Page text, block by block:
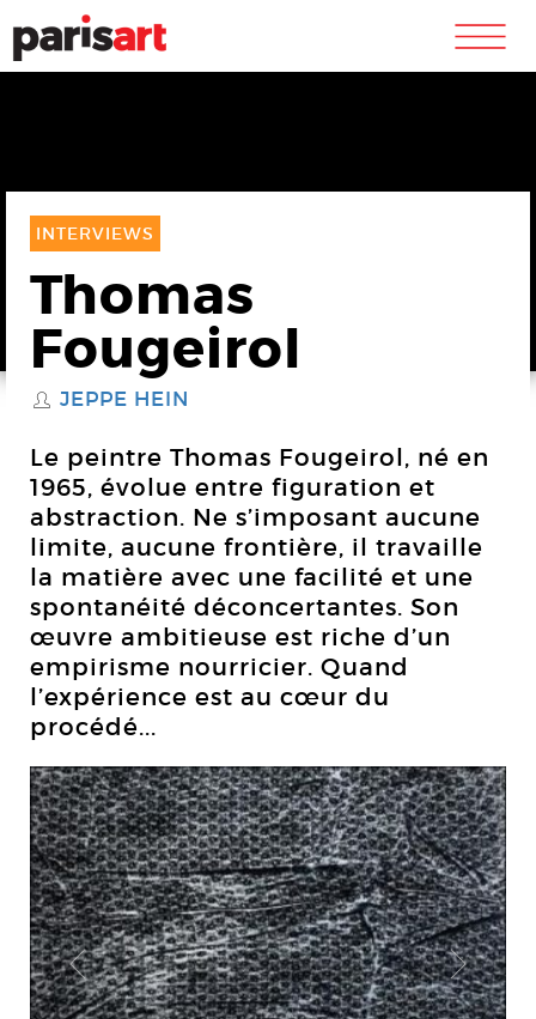
m
INTERVIEWS
Thomas
Fougeirol
S JEPPE HEIN
Le peintre Thomas Fougeirol, né en
1965, évolue entre figuration et
abstraction. Ne s’imposant aucune
limite, aucune frontière, il travaille
la matière avec une facilité et une
spontanéité déconcertantes. Son
œuvre ambitieuse est riche d’un
empirisme nourricier. Quand
l’expérience est au cœur du
procédé...